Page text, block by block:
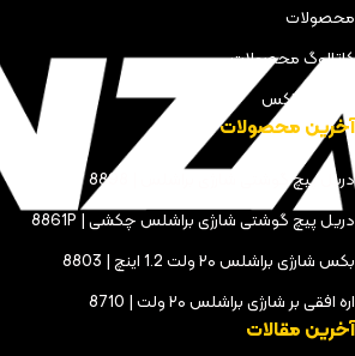
محصولات
کاتالوگ محصولات
مجله کنزاکس
آخرین محصولات
دریل پیچ گوشتی شارژی براشلس | 8898
دریل پیچ گوشتی شارژی براشلس چکشی | 8861P
بکس شارژی براشلس ۲۰ ولت 1.2 اینچ | 8803
اره افقی بر شارژی براشلس ۲۰ ولت | 8710
آخرین مقالات